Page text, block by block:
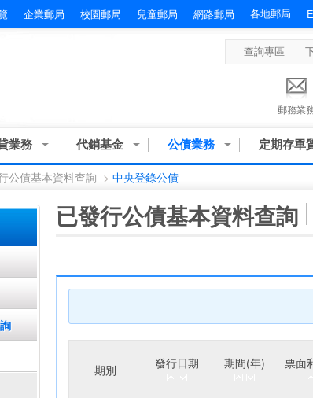
企業郵局 校園郵局 兒童郵局 網路郵局 各地郵局
查詢專區
郵務業
業務 代銷基金 公債業務 定期存單
公債基本資料查詢 > 中央登錄公債
已發行公債基本資料查詢
期別 發行日期 期間(年) 票面